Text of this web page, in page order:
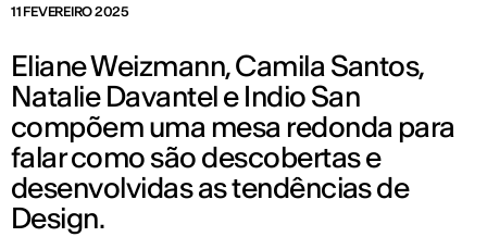
11 FEVEREIRO 2025
Eliane Weizmann, Camila Santos,
Natalie Davantel e Indio San
compõem uma mesa redonda para
falar como são descobertas e
desenvolvidas as tendências de
Design.